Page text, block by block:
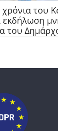
του
του